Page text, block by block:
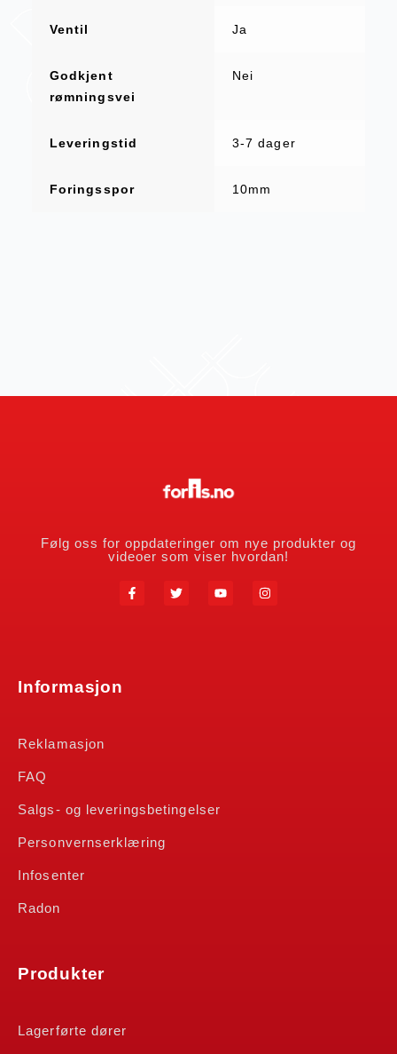
Ventil Ja
Godkjent
rømningsvei
Nei
Leveringstid 3-7 dager
Foringsspor 10mm
Følg oss for oppdateringer om nye produkter og
videoer som viser hvordan!
Informasjon
Reklamasjon
FAQ
Salgs- og leveringsbetingelser
Personvernserklæring
Infosenter
Radon
Produkter
Lagerførte dører